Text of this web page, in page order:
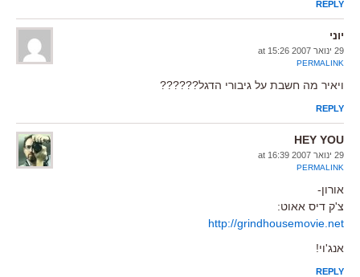
REPLY
יוני
29 ינואר 2007 at 15:26
PERMALINK
ויאיר מה חשבת על גיבורי הדגל??????
REPLY
HEY YOU
29 ינואר 2007 at 16:39
PERMALINK
אורון-
צ'ק דיס אאוט:
http://grindhousemovie.net
אנג'וי!
REPLY